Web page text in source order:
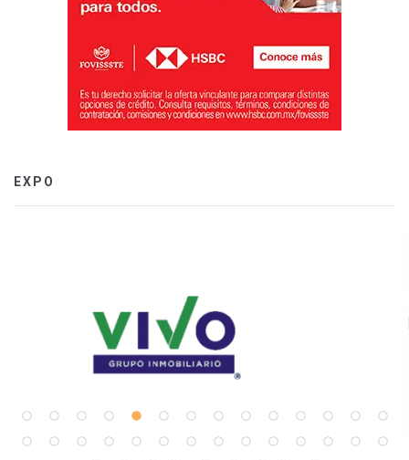
EXPO